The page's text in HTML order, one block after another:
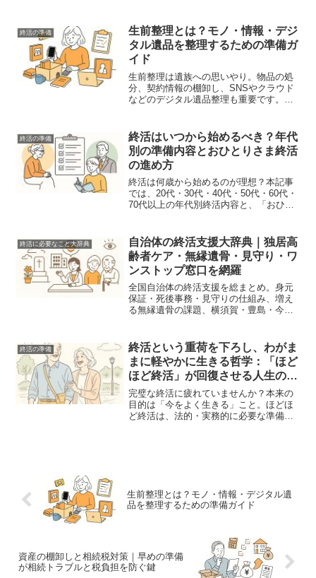
終活の準備
生前整理とは？モノ・情報・デジ
タル遺品を整理するための準備ガ
イド
生前整理は遺族への思いやり。物品の処
分、契約情報の棚卸し、SNSやクラウド
などのデジタル遺品整理も重要です。失
終活の準備
終活はいつから始めるべき？年代
別の準備内容とおひとりさま終活
の進め方
終活は何歳から始めるのが理想？本記事
では、20代・30代・40代・50代・60代・
70代以上の年代別終活内容と、「おひと
終活に必要なこと大辞典
自治体の終活支援大辞典｜独居高
齢者ケア・無縁遺骨・見守り・ワ
ンストップ窓口を網羅
全国自治体の終活支援を総まとめ。身元
保証・死後事務・見守りの仕組み、増え
る無縁遺骨の課題、横須賀・豊島・今治
終活の準備
終活という重荷を下ろし、わがま
まに軽やかに生きる哲学：「ほど
ほど終活」が回復させる人生の即
興性
完璧な終活に疲れていませんか？本来の
目的は「今をよく生きる」こと。ほどほ
ど終活は、法的・実務的に必要な準備だ
生前整理とは？モノ・情報・デジタル遺
品を整理するための準備ガイド
資産の棚卸しと相続税対策｜早めの準備
が相続トラブルと税負担を防ぐ鍵